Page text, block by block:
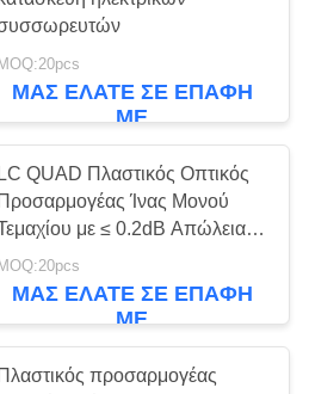
MOQ:20pcs
ΜΑΣ ΕΛΆΤΕ ΣΕ ΕΠΑΦΉ
ΜΕ
LC QUAD Πλαστικός Οπτικός
Προσαρμογέας Ίνας Μονού
με ≤ 0.2dB Απώλεια
για Μήκη Κύματος
1310-1550nm και Εύρος
Θερμοκρασίας -40 έως +85℃
MOQ:20pcs
ΜΑΣ ΕΛΆΤΕ ΣΕ ΕΠΑΦΉ
ΜΕ
Πλαστικός προσαρμογέας